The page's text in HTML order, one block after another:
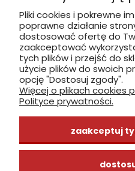
odstraszające kuny.
Odstraszacze Kemo–
odstraszacze, chętnie
Odstraszacze Mamoja–
ochrony budynków i posesji.
Odstraszacze Antykuna–
specjalnie do ochrony przed
samochodzie.
Wszystkie te rozwiązania w
najskuteczniejszym
dopasować metodę
– od prostych sprayów po
ultradźwiękowe.
Pliki cookies i pokrewne
poprawne działanie
dostosować ofertę do
zaakceptować
tych plików i przejść do
użycie plików do swoich
opcję "Dostosuj zgody".
Więcej o plikach cookies
Polityce prywatności.
zaakceptuj